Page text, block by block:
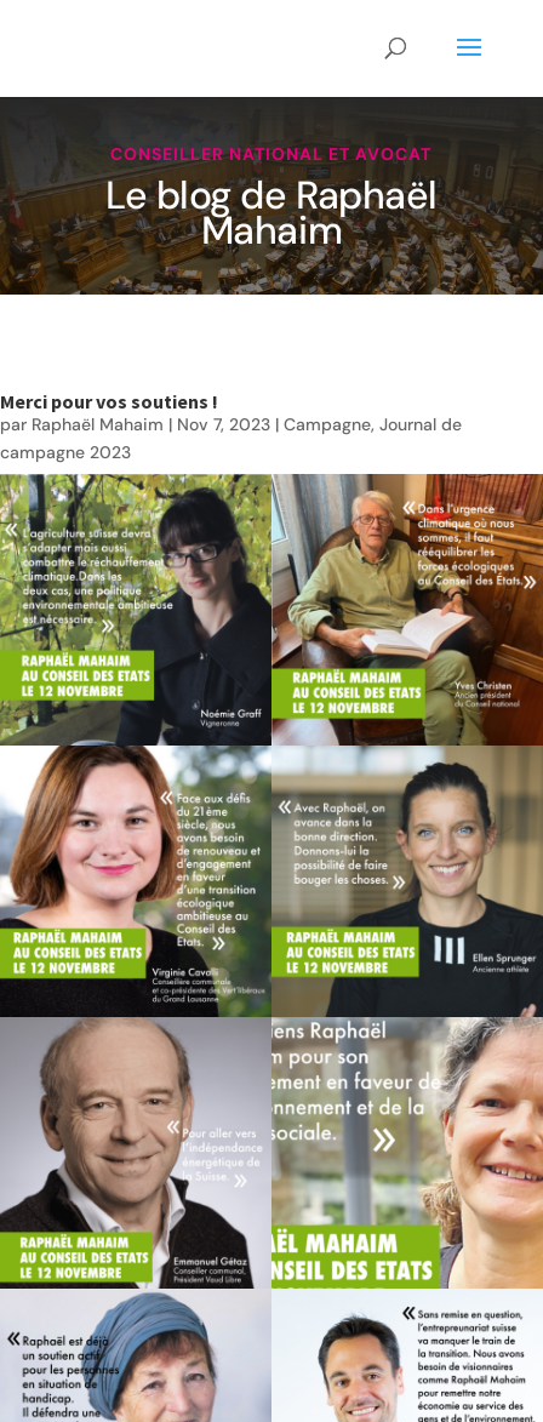
CONSEILLER NATIONAL ET AVOCAT
Le blog de Raphaël
Mahaim
Merci pour vos soutiens !
par Raphaël Mahaim | Nov 7, 2023 | Campagne, Journal de
campagne 2023